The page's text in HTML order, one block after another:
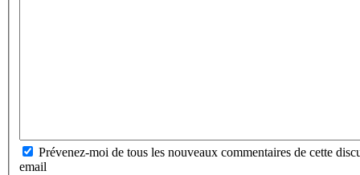
Prévenez-moi de tous les nouveaux commentaires de cette
email